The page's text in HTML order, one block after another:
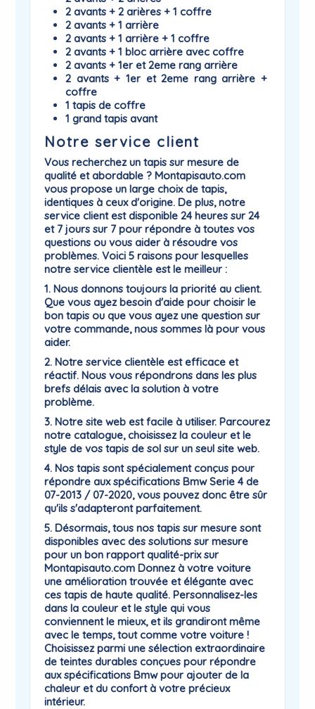
2 avants + 2 arières + 1 coffre
2 avants + 1 arrière
2 avants + 1 arrière + 1 coffre
2 avants + 1 bloc arrière avec coffre
2 avants + 1er et 2eme rang arrière
2 avants + 1er et 2eme rang arrière +
coffre
1 tapis de coffre
1 grand tapis avant
Notre service client
Vous recherchez un tapis sur mesure de
qualité et abordable ? Montapisauto.com
vous propose un large choix de tapis,
identiques à ceux d'origine. De plus, notre
service client est disponible 24 heures sur 24
et 7 jours sur 7 pour répondre à toutes vos
questions ou vous aider à résoudre vos
problèmes. Voici 5 raisons pour lesquelles
notre service clientèle est le meilleur :
1. Nous donnons toujours la priorité au client.
Que vous ayez besoin d'aide pour choisir le
bon tapis ou que vous ayez une question sur
votre commande, nous sommes là pour vous
aider.
2. Notre service clientèle est efficace et
réactif. Nous vous répondrons dans les plus
brefs délais avec la solution à votre
problème.
3. Notre site web est facile à utiliser. Parcourez
notre catalogue, choisissez la couleur et le
style de vos tapis de sol sur un seul site web.
4. Nos tapis sont spécialement conçus pour
répondre aux spécifications Bmw Serie 4 de
07-2013 / 07-2020, vous pouvez donc être sûr
qu'ils s'adapteront parfaitement.
5. Désormais, tous nos tapis sur mesure sont
disponibles avec des solutions sur mesure
pour un bon rapport qualité-prix sur
Montapisauto.com Donnez à votre voiture
une amélioration trouvée et élégante avec
ces tapis de haute qualité. Personnalisez-les
dans la couleur et le style qui vous
conviennent le mieux, et ils grandiront même
avec le temps, tout comme votre voiture !
Choisissez parmi une sélection extraordinaire
de teintes durables conçues pour répondre
aux spécifications Bmw pour ajouter de la
chaleur et du confort à votre précieux
intérieur.